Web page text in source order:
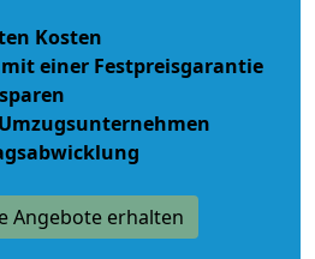
Kosten
einer Festpreisgarantie
Angebote erhalten